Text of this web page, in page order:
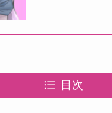
目次